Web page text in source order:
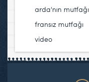
arda'nın mutfağı
fransız mutfağı
video